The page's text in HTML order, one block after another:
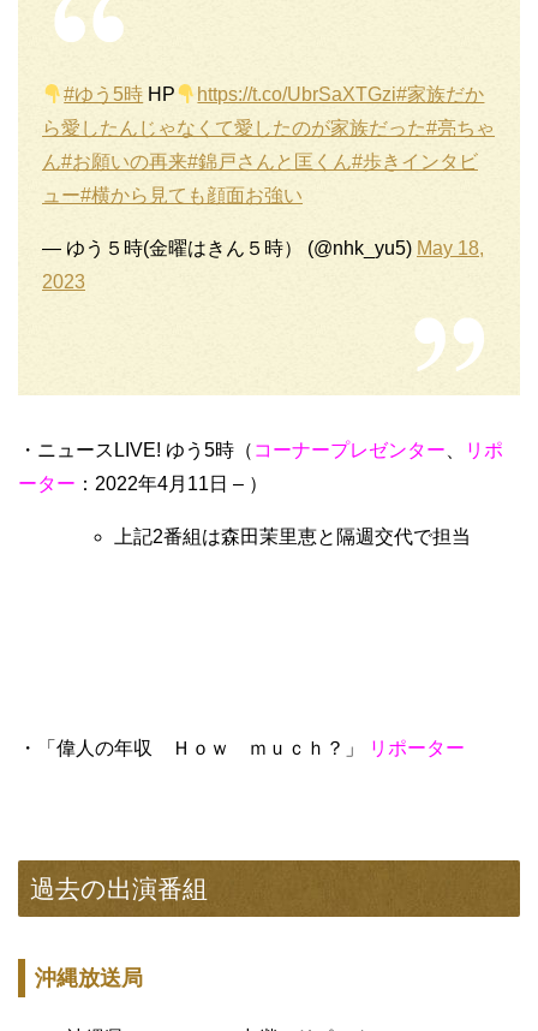
#ゆう5時 HP https://t.co/UbrSaXTGzi#家族だか
ら愛したんじゃなくて愛したのが家族だった#亮ちゃ
ん#お願いの再来#錦戸さんと匡くん#歩きインタビ
ュー#横から見ても顔面お強い
— ゆう５時(金曜はきん５時） (@nhk_yu5) May 18,
2023
・ニュースLIVE! ゆう5時（ コーナープレゼンター
リポ
ーター ：2022年4月11日 – ）
上記2番組は森田茉里恵と隔週交代で担当
・「偉人の年収 Ｈｏｗ ｍｕｃｈ？」 リポーター
過去の出演番組
沖縄放送局